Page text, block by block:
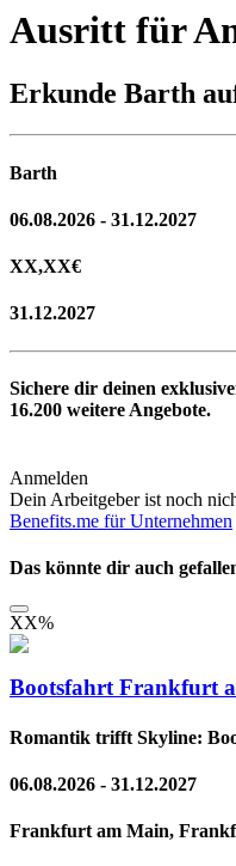
Ausritt für
Erkunde Barth
Barth
06.08.2026 - 31.12.2027
XX,XX€
31.12.2027
Sichere dir deinen
16.200 weitere Angebote.
Anmelden
Dein Arbeitgeber ist noch
Benefits.me für Unternehmen
Das könnte dir auch
XX%
Bootsfahrt Frankfurt
Romantik trifft Skyline:
06.08.2026 - 31.12.2027
Frankfurt am Main,